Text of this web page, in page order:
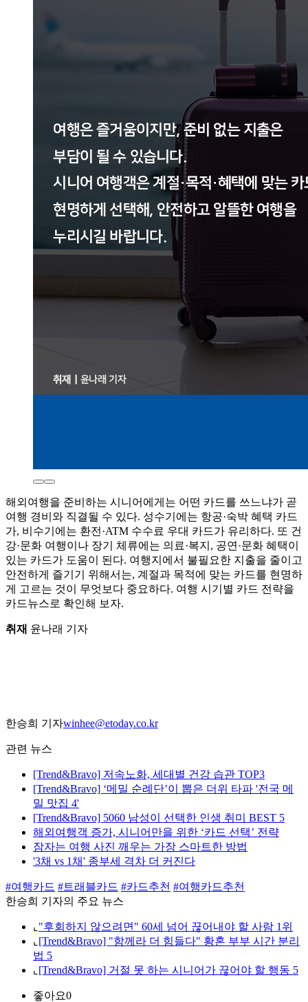
해외여행을 준비하는 시니어에게는 어떤 카드를 쓰느냐가 곧
여행 경비와 직결될 수 있다. 성수기에는 항공·숙박 혜택 카드
가, 비수기에는 환전·ATM 수수료 우대 카드가 유리하다. 또 건
강·문화 여행이나 장기 체류에는 의료·복지, 공연·문화 혜택이
있는 카드가 도움이 된다. 여행지에서 불필요한 지출을 줄이고
안전하게 즐기기 위해서는, 계절과 목적에 맞는 카드를 현명하
게 고르는 것이 무엇보다 중요하다. 여행 시기별 카드 전략을
카드뉴스로 확인해 보자.
취재 윤나래 기자
한승희 기자winhee@etoday.co.kr
관련 뉴스
[Trend&Bravo] 저속노화, 세대별 건강 습관 TOP3
[Trend&Bravo] ‘메밀 순례단’이 뽑은 더위 타파 '전국 메
밀 맛집 4'
[Trend&Bravo] 5060 남성이 선택한 인생 취미 BEST 5
해외여행객 증가, 시니어만을 위한 ‘카드 선택’ 전략
잠자는 여행 사진 깨우는 가장 스마트한 방법
'3채 vs 1채' 종부세 격차 더 커진다
#여행카드 #트래블카드 #카드추천 #여행카드추천
한승희 기자의 주요 뉴스
⌞ "후회하지 않으려면" 60세 넘어 끊어내야 할 사람 1위
⌞ [Trend&Bravo] "함께라 더 힘들다" 황혼 부부 시간 분리
법 5
⌞ [Trend&Bravo] 거절 못 하는 시니어가 끊어야 할 행동 5
좋아요0